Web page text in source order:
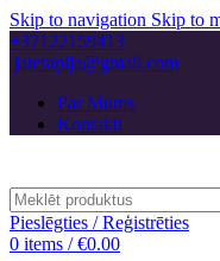
Skip to navigation Skip to
+37122159413
jaterapija@gmail.com
Par Mums
Kontakti
Pieslēgties / Reģistrēties
0 items / €0.00